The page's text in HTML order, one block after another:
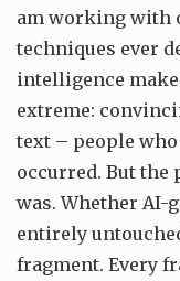
am working with
techniques ever
intelligence
extreme:
text – people
occurred. But the
was. Whether AI-
entirely
fragment. Every